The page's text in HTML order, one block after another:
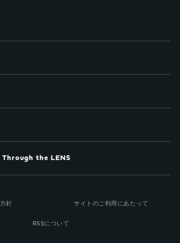
Through the LENS
針 サイトのご利用にあたって
RSSについて